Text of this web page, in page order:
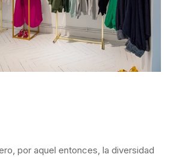
por aquel entonces, la diversidad